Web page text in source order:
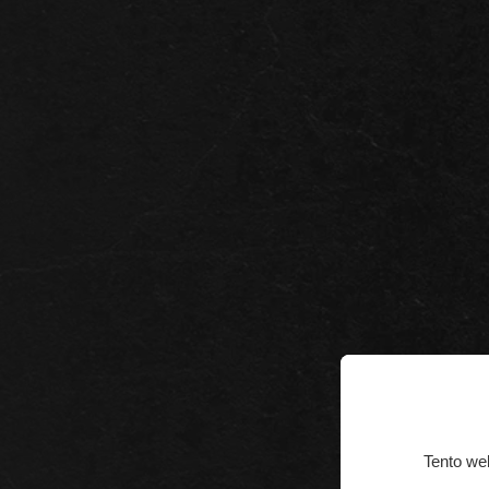
Tento